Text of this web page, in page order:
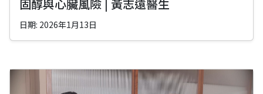
固醇與心臟風險 | 黃志遠醫生
日期: 2026年1月13日